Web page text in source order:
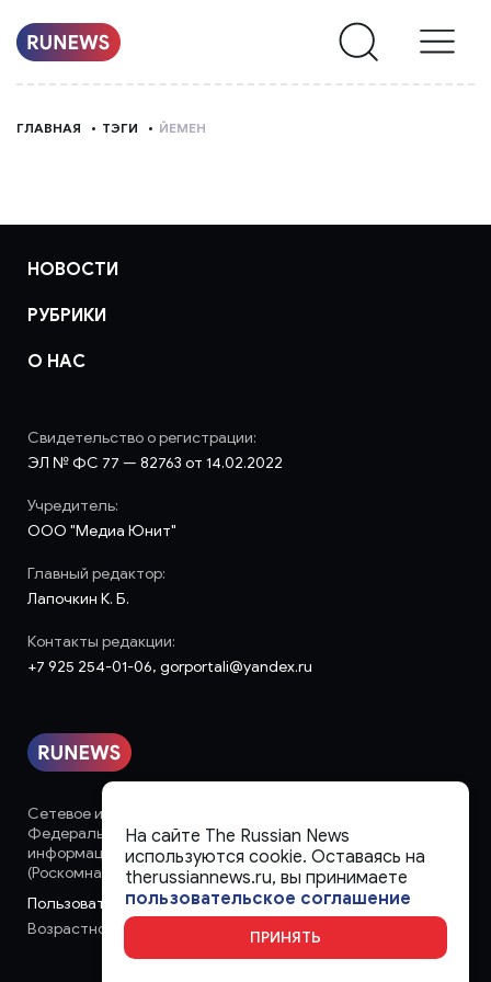
О
НАС
ГЛАВНАЯ ТЭГИ ЙЕМЕН
НОВОСТИ
РУБРИКИ
О НАС
Сетевое издание «runews» (18+) зарегистрировано в
Федеральной службе по надзору в сфере связи,
информационных технологий и массовых коммуникаций
(Роскомнадзор)
Пользовательское соглашение
Возрастное ограничение:
Свидетельство о регистрации:
ЭЛ № ФС 77 — 82763 от 14.02.2022
Учредитель:
ООО "Медиа Юнит"
Главный редактор:
Лапочкин К. Б.
Контакты редакции:
+7 925 254-01-06, gorportali@yandex.ru
На сайте The Russian News
используются cookie. Оставаясь на
therussiannews.ru, вы принимаете
пользовательское соглашение
ПРИНЯТЬ